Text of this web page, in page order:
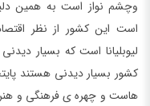
وچشم نواز است به همین
است این کشور از نظر
لیوبلیانا است که بسیار
کشور بسیار دیدنی هستند
هاست و چهره ی فرهنگی و